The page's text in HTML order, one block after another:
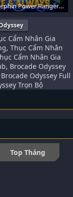
Mighty Morphin Power Rangers: Once & Always (2023)
Cẩm Nhân Gia
Thục Cẩm Nhân
Cẩm Nhân Gia
Brocade Odyssey
Odyssey Full
Trọn Bộ
Top Tháng